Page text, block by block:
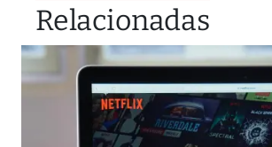
Relacionadas